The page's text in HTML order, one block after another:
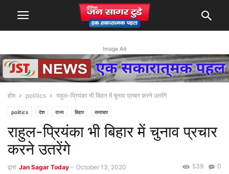
Image Ad
होम politics राहुल-प्रियंका भी बिहार में चुनाव प्रचार करने उतरेंगे
politics देश राज्य बिहार समाचार
राहुल-प्रियंका भी बिहार में चुनाव प्रचार
करने उतरेंगे
द्वारा Jan Sagar Today - October 13, 2020 0
539